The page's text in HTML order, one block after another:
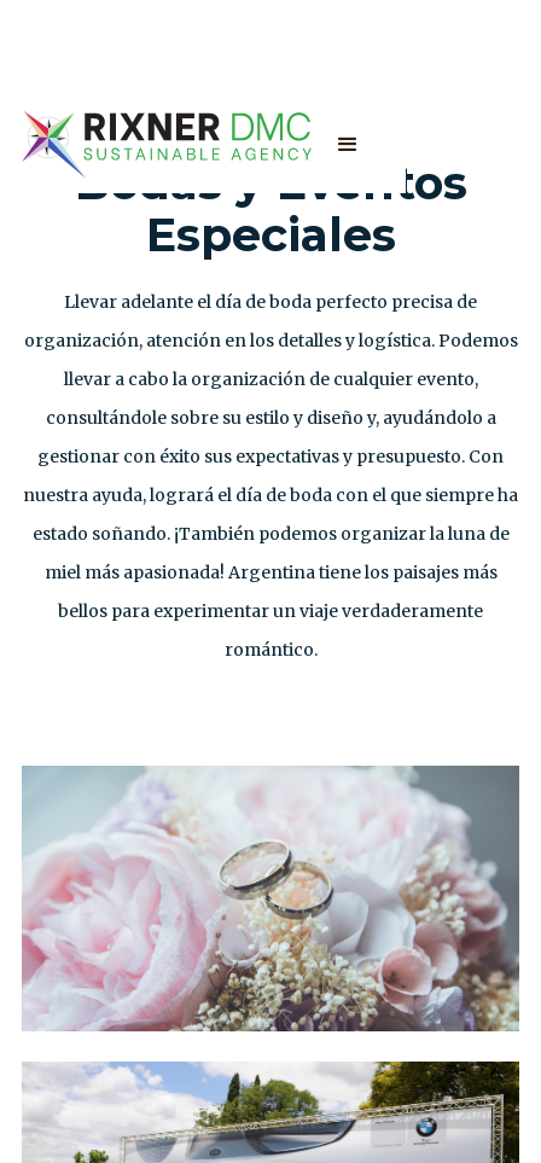
Bodas y Eventos
Especiales
Llevar adelante el día de boda perfecto precisa de
organización, atención en los detalles y logística. Podemos
llevar a cabo la organización de cualquier evento,
consultándole sobre su estilo y diseño y, ayudándolo a
gestionar con éxito sus expectativas y presupuesto. Con
nuestra ayuda, logrará el día de boda con el que siempre ha
estado soñando. ¡También podemos organizar la luna de
miel más apasionada! Argentina tiene los paisajes más
bellos para experimentar un viaje verdaderamente
romántico.